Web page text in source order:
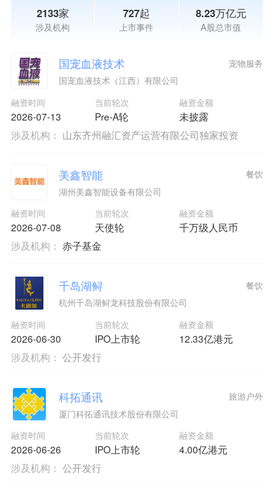
2133家
涉及机构
727起
上市事件
8.23万亿元
A股总市值
国宠血液技术
国宠血液技术（江西）有限公司
融资时间
2026-07-13
当前轮次
Pre-A轮
融资金额
未披露
宠物服务
涉及机构： 山东齐州融汇资产运营有限公司独家投资
美鑫智能
湖州美鑫智能设备有限公司
融资时间
2026-07-08
当前轮次
天使轮
融资金额
千万级人民币
餐饮
涉及机构： 赤子基金
千岛湖鲟
杭州千岛湖鲟龙科技股份有限公司
融资时间
2026-06-30
当前轮次
IPO上市轮
融资金额
12.33亿港元
餐饮
涉及机构： 公开发行
科拓通讯
厦门科拓通讯技术股份有限公司
融资时间
2026-06-26
当前轮次
IPO上市轮
融资金额
4.00亿港元
旅游户外
涉及机构： 公开发行